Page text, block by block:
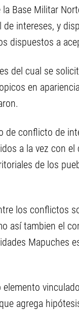
Base Militar
intereses, y
dispuestos a
del cual se
en
de conflicto de
a la vez con
de los
los conflictos
así tambien el
Mapuches
agrega